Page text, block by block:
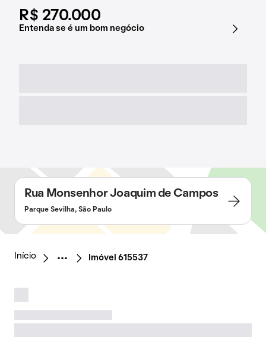
R$ 270.000
Entenda se é um bom negócio
Rua Monsenhor Joaquim de Campos
Parque Sevilha, São Paulo
Início Imóvel 615537